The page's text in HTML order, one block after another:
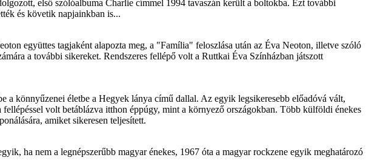
első szólóalbuma Charlie címmel 1994 tavaszán került a boltokba. Ezt további
és követik napjainkban is...
együttes tagjaként alapozta meg, a "Família" feloszlása után az Éva Neoton, illetve szóló
a további sikereket. Rendszeres fellépő volt a Ruttkai Éva Színházban játszott
a könnyűzenei életbe a Hegyek lánya című dallal. Az egyik legsikeresebb előadóvá vált,
fellépéssel volt betáblázva itthon éppúgy, mint a környező országokban. Több külföldi énekes
amiket sikeresen teljesített.
ha nem a legnépszerűbb magyar énekes, 1967 óta a magyar rockzene egyik meghatározó